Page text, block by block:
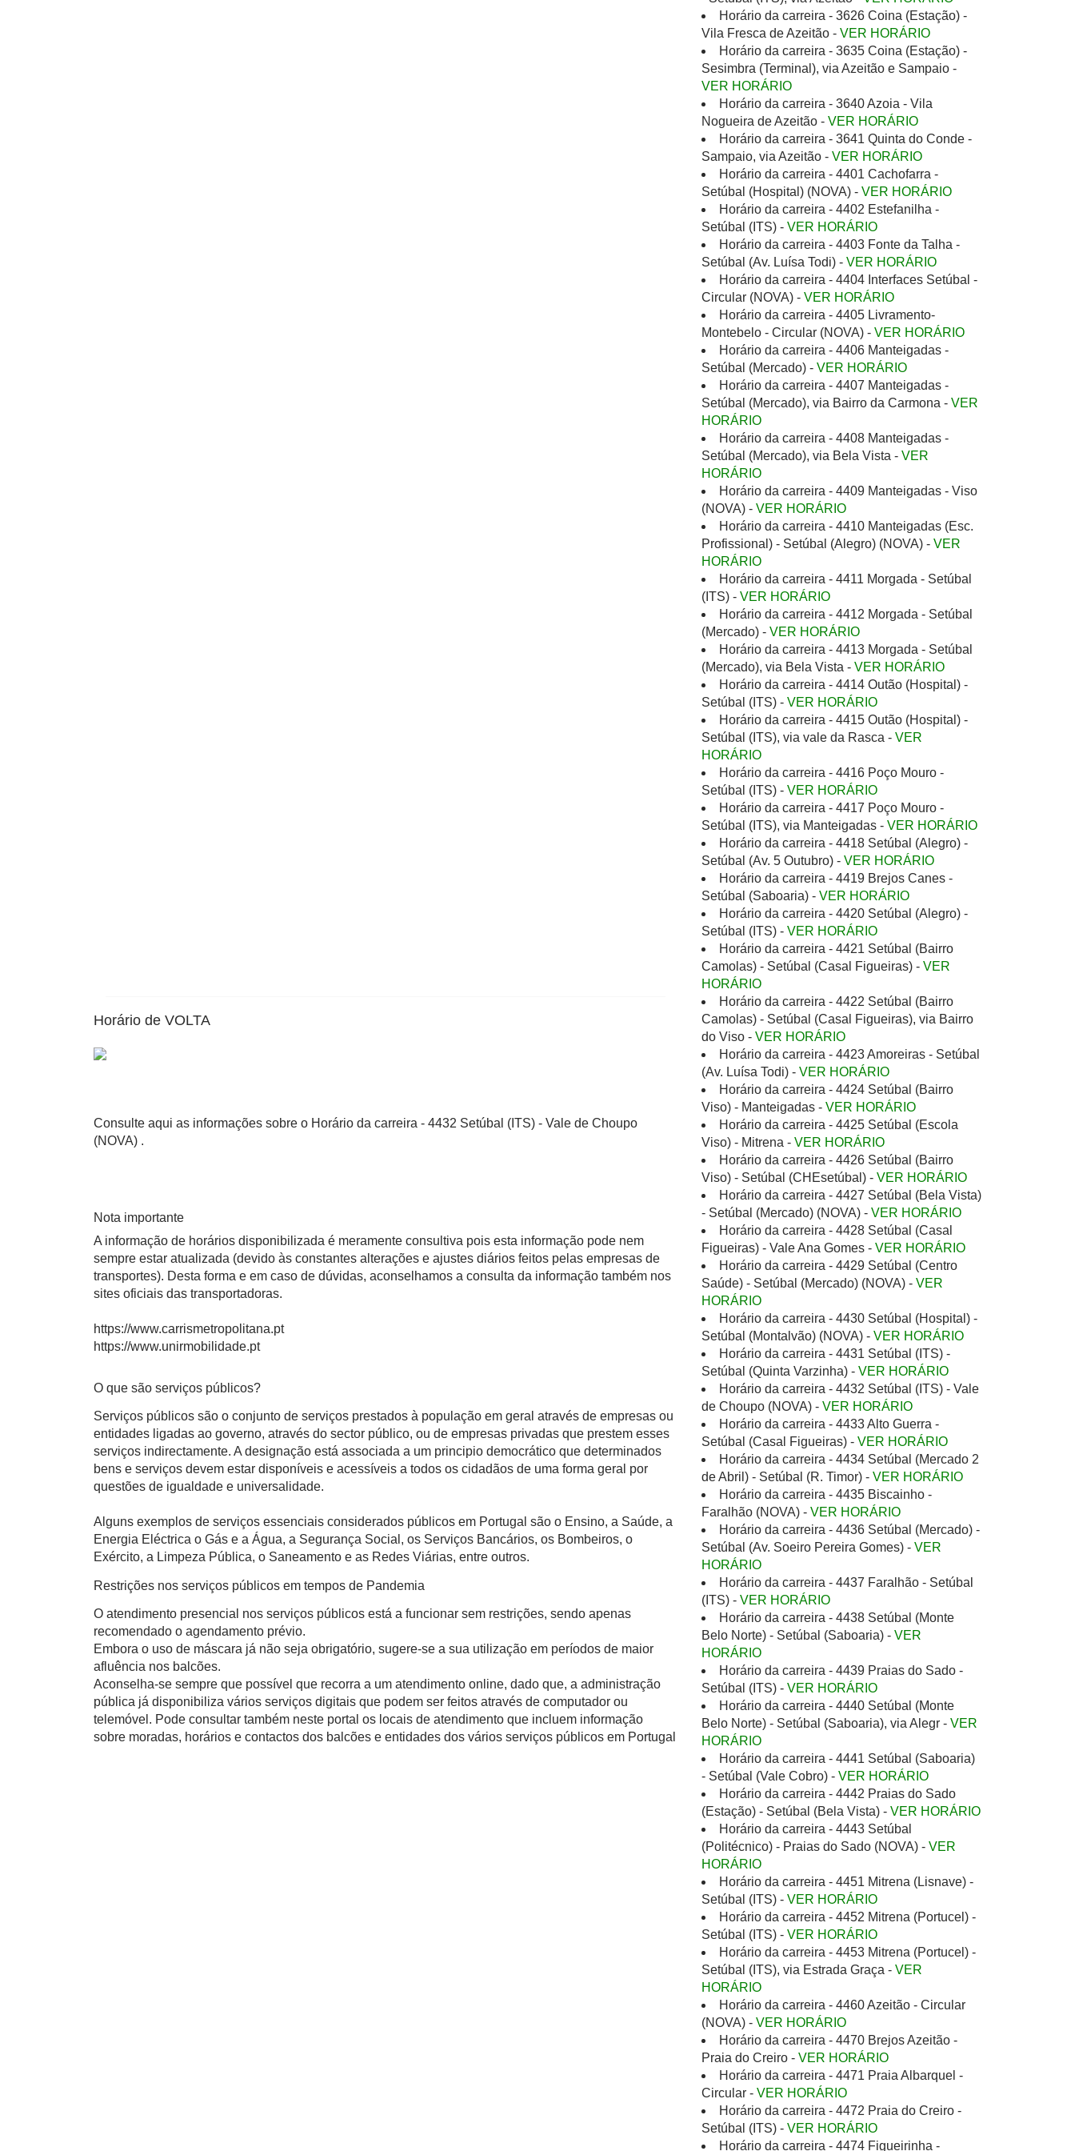
Horário de VOLTA
Consulte aqui as informações sobre o Horário da carreira - 4432 Setúbal (ITS) - Vale de Choupo
(NOVA) .
Nota importante
A informação de horários disponibilizada é meramente consultiva pois esta informação pode nem
sempre estar atualizada (devido às constantes alterações e ajustes diários feitos pelas empresas de
transportes). Desta forma e em caso de dúvidas, aconselhamos a consulta da informação também nos
sites oficiais das transportadoras.
https://www.carrismetropolitana.pt
https://www.unirmobilidade.pt
O que são serviços públicos?
Serviços públicos são o conjunto de serviços prestados à população em geral através de empresas ou
entidades ligadas ao governo, através do sector público, ou de empresas privadas que prestem esses
serviços indirectamente. A designação está associada a um principio democrático que determinados
bens e serviços devem estar disponíveis e acessíveis a todos os cidadãos de uma forma geral por
questões de igualdade e universalidade.
Alguns exemplos de serviços essenciais considerados públicos em Portugal são o Ensino, a Saúde, a
Energia Eléctrica o Gás e a Água, a Segurança Social, os Serviços Bancários, os Bombeiros, o
Exército, a Limpeza Pública, o Saneamento e as Redes Viárias, entre outros.
Restrições nos serviços públicos em tempos de Pandemia
O atendimento presencial nos serviços públicos está a funcionar sem restrições, sendo apenas
recomendado o agendamento prévio.
Embora o uso de máscara já não seja obrigatório, sugere-se a sua utilização em períodos de maior
afluência nos balcões.
Aconselha-se sempre que possível que recorra a um atendimento online, dado que, a administração
pública já disponibiliza vários serviços digitais que podem ser feitos através de computador ou
telemóvel. Pode consultar também neste portal os locais de atendimento que incluem informação
sobre moradas, horários e contactos dos balcões e entidades dos vários serviços públicos em Portugal
Horário da carreira - 3626 Coina (Estação) -
Vila Fresca de Azeitão - VER HORÁRIO
Horário da carreira - 3635 Coina (Estação) -
Sesimbra (Terminal), via Azeitão e Sampaio -
VER HORÁRIO
Horário da carreira - 3640 Azoia - Vila
Nogueira de Azeitão - VER HORÁRIO
Horário da carreira - 3641 Quinta do Conde -
Sampaio, via Azeitão - VER HORÁRIO
Horário da carreira - 4401 Cachofarra -
Setúbal (Hospital) (NOVA) - VER HORÁRIO
Horário da carreira - 4402 Estefanilha -
Setúbal (ITS) - VER HORÁRIO
Horário da carreira - 4403 Fonte da Talha -
Setúbal (Av. Luísa Todi) - VER HORÁRIO
Horário da carreira - 4404 Interfaces Setúbal -
Circular (NOVA) - VER HORÁRIO
Horário da carreira - 4405 Livramento-
Montebelo - Circular (NOVA) - VER HORÁRIO
Horário da carreira - 4406 Manteigadas -
Setúbal (Mercado) - VER HORÁRIO
Horário da carreira - 4407 Manteigadas -
Setúbal (Mercado), via Bairro da Carmona - VER
HORÁRIO
Horário da carreira - 4408 Manteigadas -
Setúbal (Mercado), via Bela Vista - VER
HORÁRIO
Horário da carreira - 4409 Manteigadas - Viso
(NOVA) - VER HORÁRIO
Horário da carreira - 4410 Manteigadas (Esc.
Profissional) - Setúbal (Alegro) (NOVA) - VER
HORÁRIO
Horário da carreira - 4411 Morgada - Setúbal
(ITS) - VER HORÁRIO
Horário da carreira - 4412 Morgada - Setúbal
(Mercado) - VER HORÁRIO
Horário da carreira - 4413 Morgada - Setúbal
(Mercado), via Bela Vista - VER HORÁRIO
Horário da carreira - 4414 Outão (Hospital) -
Setúbal (ITS) - VER HORÁRIO
Horário da carreira - 4415 Outão (Hospital) -
Setúbal (ITS), via vale da Rasca - VER
HORÁRIO
Horário da carreira - 4416 Poço Mouro -
Setúbal (ITS) - VER HORÁRIO
Horário da carreira - 4417 Poço Mouro -
Setúbal (ITS), via Manteigadas - VER HORÁRIO
Horário da carreira - 4418 Setúbal (Alegro) -
Setúbal (Av. 5 Outubro) - VER HORÁRIO
Horário da carreira - 4419 Brejos Canes -
Setúbal (Saboaria) - VER HORÁRIO
Horário da carreira - 4420 Setúbal (Alegro) -
Setúbal (ITS) - VER HORÁRIO
Horário da carreira - 4421 Setúbal (Bairro
Camolas) - Setúbal (Casal Figueiras) - VER
HORÁRIO
Horário da carreira - 4422 Setúbal (Bairro
Camolas) - Setúbal (Casal Figueiras), via Bairro
do Viso - VER HORÁRIO
Horário da carreira - 4423 Amoreiras - Setúbal
(Av. Luísa Todi) - VER HORÁRIO
Horário da carreira - 4424 Setúbal (Bairro
Viso) - Manteigadas - VER HORÁRIO
Horário da carreira - 4425 Setúbal (Escola
Viso) - Mitrena - VER HORÁRIO
Horário da carreira - 4426 Setúbal (Bairro
Viso) - Setúbal (CHEsetúbal) - VER HORÁRIO
Horário da carreira - 4427 Setúbal (Bela Vista)
- Setúbal (Mercado) (NOVA) - VER HORÁRIO
Horário da carreira - 4428 Setúbal (Casal
Figueiras) - Vale Ana Gomes - VER HORÁRIO
Horário da carreira - 4429 Setúbal (Centro
Saúde) - Setúbal (Mercado) (NOVA) - VER
HORÁRIO
Horário da carreira - 4430 Setúbal (Hospital) -
Setúbal (Montalvão) (NOVA) - VER HORÁRIO
Horário da carreira - 4431 Setúbal (ITS) -
Setúbal (Quinta Varzinha) - VER HORÁRIO
Horário da carreira - 4432 Setúbal (ITS) - Vale
de Choupo (NOVA) - VER HORÁRIO
Horário da carreira - 4433 Alto Guerra -
Setúbal (Casal Figueiras) - VER HORÁRIO
Horário da carreira - 4434 Setúbal (Mercado 2
de Abril) - Setúbal (R. Timor) - VER HORÁRIO
Horário da carreira - 4435 Biscainho -
Faralhão (NOVA) - VER HORÁRIO
Horário da carreira - 4436 Setúbal (Mercado) -
Setúbal (Av. Soeiro Pereira Gomes) - VER
HORÁRIO
Horário da carreira - 4437 Faralhão - Setúbal
(ITS) - VER HORÁRIO
Horário da carreira - 4438 Setúbal (Monte
Belo Norte) - Setúbal (Saboaria) - VER
HORÁRIO
Horário da carreira - 4439 Praias do Sado -
Setúbal (ITS) - VER HORÁRIO
Horário da carreira - 4440 Setúbal (Monte
Belo Norte) - Setúbal (Saboaria), via Alegr - VER
HORÁRIO
Horário da carreira - 4441 Setúbal (Saboaria)
- Setúbal (Vale Cobro) - VER HORÁRIO
Horário da carreira - 4442 Praias do Sado
(Estação) - Setúbal (Bela Vista) - VER HORÁRIO
Horário da carreira - 4443 Setúbal
(Politécnico) - Praias do Sado (NOVA) - VER
HORÁRIO
Horário da carreira - 4451 Mitrena (Lisnave) -
Setúbal (ITS) - VER HORÁRIO
Horário da carreira - 4452 Mitrena (Portucel) -
Setúbal (ITS) - VER HORÁRIO
Horário da carreira - 4453 Mitrena (Portucel) -
Setúbal (ITS), via Estrada Graça - VER
HORÁRIO
Horário da carreira - 4460 Azeitão - Circular
(NOVA) - VER HORÁRIO
Horário da carreira - 4470 Brejos Azeitão -
Praia do Creiro - VER HORÁRIO
Horário da carreira - 4471 Praia Albarquel -
Circular - VER HORÁRIO
Horário da carreira - 4472 Praia do Creiro -
Setúbal (ITS) - VER HORÁRIO
Horário da carreira - 4474 Figueirinha -